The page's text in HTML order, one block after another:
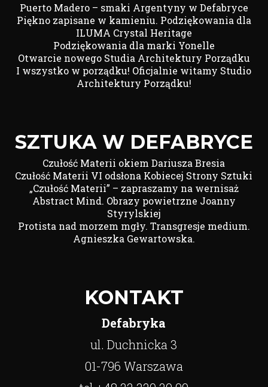
Puerto Madero – smaki Argentyny w Defabryce
Piękno zapisane w kamieniu. Podziękowania dla
ILUMA Crystal Heritage
Podziękowania dla marki Yonelle
Otwarcie nowego Studia Architektury Porządku
I wszystko w porządku! Oficjalnie witamy Studio
Architektury Porządku!
SZTUKA W DEFABRYCE
Czułość Materii okiem Dariusza Bresia
Czułość Materii VI odsłona Kobiecej Strony Sztuki
„Czułość Materii” – zapraszamy na wernisaż
Abstract Mind. Obrazy powietrzne Joanny
Styrylskiej
Protista nad morzem mgły. Transgresje medium.
Agnieszka Gewartowska.
KONTAKT
Defabryka
ul. Duchnicka 3
01-796 Warszawa